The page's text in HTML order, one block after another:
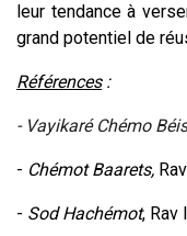
leur tendance à
grand potentiel de
Références:
- Vayikaré Chémo
- Chémot Baarets,
- Sod Hachémot, Rav